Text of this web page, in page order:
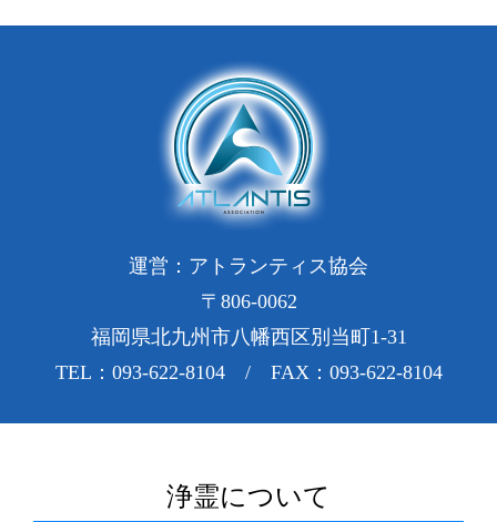
運営：アトランティス協会
〒806-0062
福岡県北九州市八幡西区別当町1-31
TEL：093-622-8104 / FAX：093-622-8104
浄霊について